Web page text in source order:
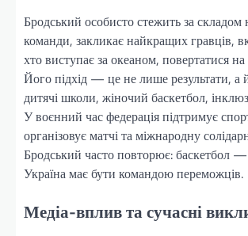
Бродський особисто стежить за складом
команди, закликає найкращих гравців,
хто виступає за океаном, повертатися на
Його підхід — це не лише результати, а
дитячі школи, жіночий баскетбол,
У воєнний час федерація підтримує
організовує матчі та міжнародну
Бродський часто повторює: баскетбол
Україна має бути командою переможців.
Медіа-вплив та сучасні